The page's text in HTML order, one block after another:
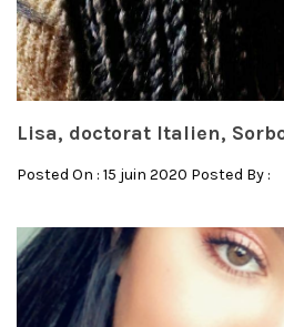
Lisa, doctorat Italien,
Posted On : 15 juin 2020 Posted By :